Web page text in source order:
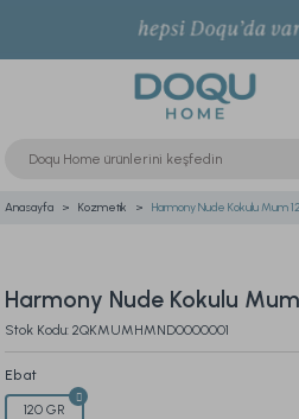
Anasayfa Kozmetik Harmony Nude Kokulu Mum
Harmony Nude Kokulu
Stok Kodu: 2QKMUMHMND0000001
Ebat
120 GR